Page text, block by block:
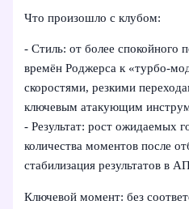
Что произошло с клубом:
- Стиль: от более спокойного
времён Роджерса к «турбо-
скоростями, резкими
ключевым атакующим
- Результат: рост ожидаемых
количества моментов после
стабилизация результатов в
Ключевой момент: без